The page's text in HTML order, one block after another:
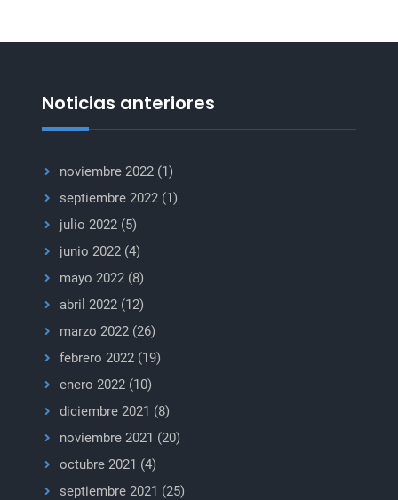
Noticias anteriores
noviembre 2022(1)
septiembre 2022(1)
julio 2022(5)
junio 2022(4)
mayo 2022(8)
abril 2022(12)
marzo 2022(26)
febrero 2022(19)
enero 2022(10)
diciembre 2021 (8)
noviembre 2021 (20)
octubre 2021 (4)
septiembre 2021 (25)